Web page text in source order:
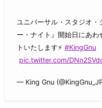
ユニバーサル・スタジオ
ー・ナイト』開始日にあ
トいたします⚡️ #KingGnu
pic.twitter.com/
— King Gnu